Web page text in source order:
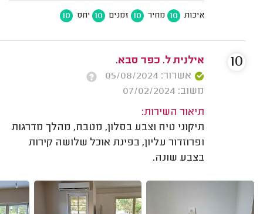
איכות 10 מחיר 10 זמנים 10 יחס 10
אילנית ל. כפר סבא.
אשרור: 05/08/2024
משוב: 07/02/2024
תיאור השירות:
תיקוני טיח וצבע בסלון, מטבח, מהלך מדרגות
ופרוזדור עליון, בפינת אוכל שלושה קירות
בצבע שונה.
10